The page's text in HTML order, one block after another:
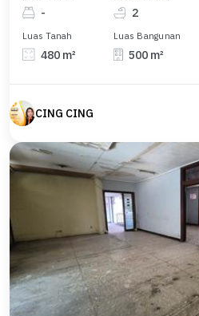
- 2
Luas Tanah
480 m²
Luas Bangunan
500 m²
CING CING